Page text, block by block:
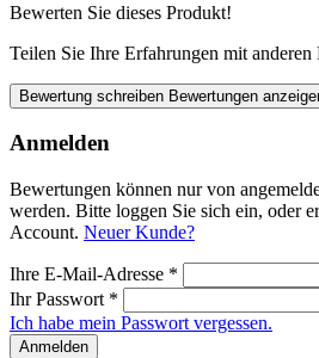
Bewerten Sie dieses Produkt!
Teilen Sie Ihre Erfahrungen mit anderen
Bewertung schreiben Bewertungen
Anmelden
Bewertungen können nur von
werden. Bitte loggen Sie sich ein, oder
Account. Neuer Kunde?
Ihre E-Mail-Adresse *
Ihr Passwort *
Ich habe mein Passwort vergessen.
Anmelden